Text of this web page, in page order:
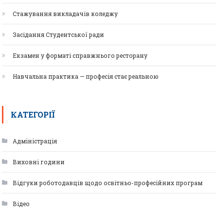
Стажування викладачів коледжу
Засідання Студентської ради
Екзамен у форматі справжнього ресторану
Навчальна практика — професія стає реальною
КАТЕГОРІЇ
Адміністрація
Виховні години
Відгуки роботодавців щодо освітньо-професійних програм
Відео